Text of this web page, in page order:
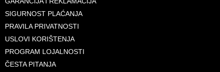
SIGURNOST PLAĆANJA
PRAVILA PRIVATNOSTI
USLOVI KORIŠTENJA
PROGRAM LOJALNOSTI
ČESTA PITANJA